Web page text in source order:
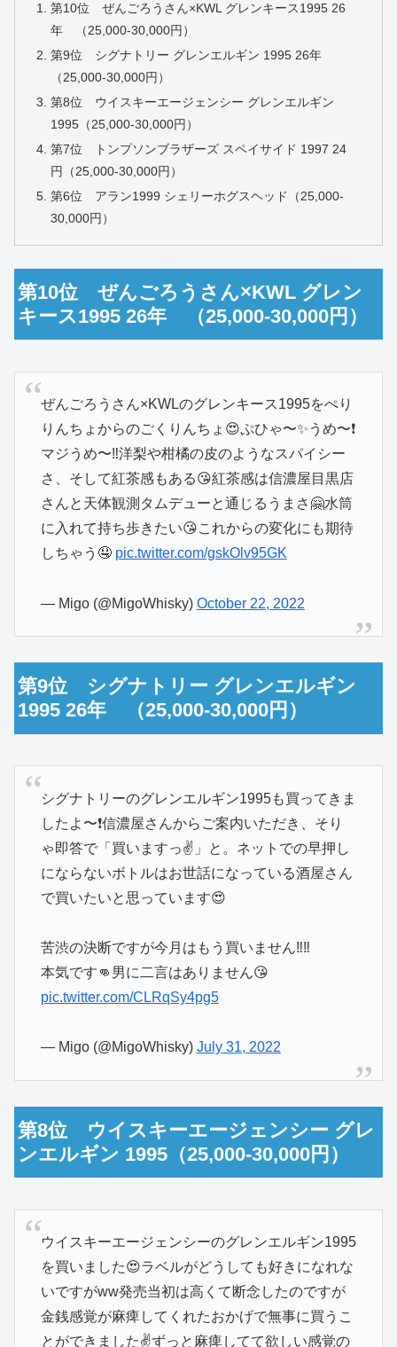
第10位 ぜんごろうさん×KWL グレンキース1995 26
年 （25,000-30,000円）
第9位 シグナトリー グレンエルギン 1995 26年
（25,000-30,000円）
第8位 ウイスキーエージェンシー グレンエルギン
1995（25,000-30,000円）
第7位 トンプソンブラザーズ スペイサイド 1997 24
円（25,000-30,000円）
第6位 アラン1999 シェリーホグスヘッド（25,000-
30,000円）
第10位 ぜんごろうさん×KWL グレン
キース1995 26年 （25,000-30,000円）
ぜんごろうさん×KWLのグレンキース1995をぺり
りんちょからのごくりんちょ😍ぷひゃ〜✨うめ〜❗️
マジうめ〜‼️洋梨や柑橘の皮のようなスパイシー
さ、そして紅茶感もある😘紅茶感は信濃屋目黒店
さんと天体観測タムデューと通じるうまさ🤗水筒
に入れて持ち歩きたい😘これからの変化にも期待
しちゃう🤤 pic.twitter.com/gskOlv95GK
— Migo (@MigoWhisky) October 22, 2022
第9位 シグナトリー グレンエルギン
1995 26年 （25,000-30,000円）
シグナトリーのグレンエルギン1995も買ってきま
したよ〜❗️信濃屋さんからご案内いただき、そり
ゃ即答で「買いますっ✌️」と。ネットでの早押し
にならないボトルはお世話になっている酒屋さん
で買いたいと思っています😍
苦渋の決断ですが今月はもう買いません‼️‼️
本気です👊男に二言はありません😘
pic.twitter.com/CLRqSy4pg5
— Migo (@MigoWhisky) July 31, 2022
第8位 ウイスキーエージェンシー グレ
ンエルギン 1995（25,000-30,000円）
ウイスキーエージェンシーのグレンエルギン1995
を買いました😍ラベルがどうしても好きになれな
いですがww発売当初は高くて断念したのですが
金銭感覚が麻痺してくれたおかげで無事に買うこ
とができました✌️ずっと麻痺してて欲しい感覚の